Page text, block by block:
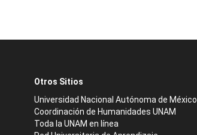
Otros Sitios
Universidad Nacional Autónoma de México
Coordinación de Humanidades UNAM
Toda la UNAM en línea